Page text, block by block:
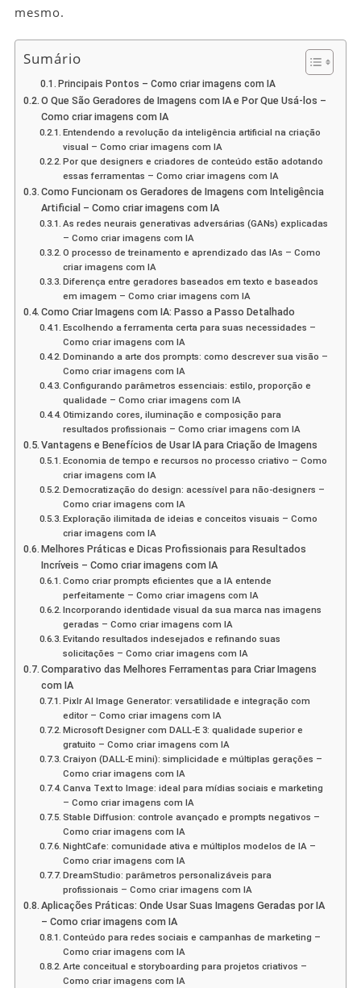
mesmo.
Sumário
Principais Pontos – Como criar imagens com IA
O Que São Geradores de Imagens com IA e Por Que Usá-los –
Como criar imagens com IA
Entendendo a revolução da inteligência artificial na criação
visual – Como criar imagens com IA
Por que designers e criadores de conteúdo estão adotando
essas ferramentas – Como criar imagens com IA
Como Funcionam os Geradores de Imagens com Inteligência
Artificial – Como criar imagens com IA
As redes neurais generativas adversárias (GANs) explicadas
– Como criar imagens com IA
O processo de treinamento e aprendizado das IAs – Como
criar imagens com IA
Diferença entre geradores baseados em texto e baseados
em imagem – Como criar imagens com IA
Como Criar Imagens com IA: Passo a Passo Detalhado
Escolhendo a ferramenta certa para suas necessidades –
Como criar imagens com IA
Dominando a arte dos prompts: como descrever sua visão –
Como criar imagens com IA
Configurando parâmetros essenciais: estilo, proporção e
qualidade – Como criar imagens com IA
Otimizando cores, iluminação e composição para
resultados profissionais – Como criar imagens com IA
Vantagens e Benefícios de Usar IA para Criação de Imagens
Economia de tempo e recursos no processo criativo – Como
criar imagens com IA
Democratização do design: acessível para não-designers –
Como criar imagens com IA
Exploração ilimitada de ideias e conceitos visuais – Como
criar imagens com IA
Melhores Práticas e Dicas Profissionais para Resultados
Incríveis – Como criar imagens com IA
Como criar prompts eficientes que a IA entende
perfeitamente – Como criar imagens com IA
Incorporando identidade visual da sua marca nas imagens
geradas – Como criar imagens com IA
Evitando resultados indesejados e refinando suas
solicitações – Como criar imagens com IA
Comparativo das Melhores Ferramentas para Criar Imagens
com IA
Pixlr AI Image Generator: versatilidade e integração com
editor – Como criar imagens com IA
Microsoft Designer com DALL-E 3: qualidade superior e
gratuito – Como criar imagens com IA
Craiyon (DALL-E mini): simplicidade e múltiplas gerações –
Como criar imagens com IA
Canva Text to Image: ideal para mídias sociais e marketing
– Como criar imagens com IA
Stable Diffusion: controle avançado e prompts negativos –
Como criar imagens com IA
NightCafe: comunidade ativa e múltiplos modelos de IA –
Como criar imagens com IA
DreamStudio: parâmetros personalizáveis para
profissionais – Como criar imagens com IA
Aplicações Práticas: Onde Usar Suas Imagens Geradas por IA
– Como criar imagens com IA
Conteúdo para redes sociais e campanhas de marketing –
Como criar imagens com IA
Arte conceitual e storyboarding para projetos criativos –
Como criar imagens com IA